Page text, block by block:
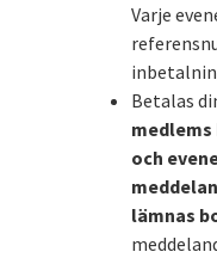
Varje
Betalas
och
lämnas